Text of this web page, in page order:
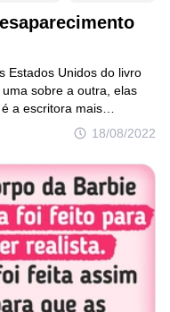
18/08/2022
Estados Unidos do livro
sobre a outra, elas
a escritora mais
foram lidos em mais
no Guinness World
edição de um só volume